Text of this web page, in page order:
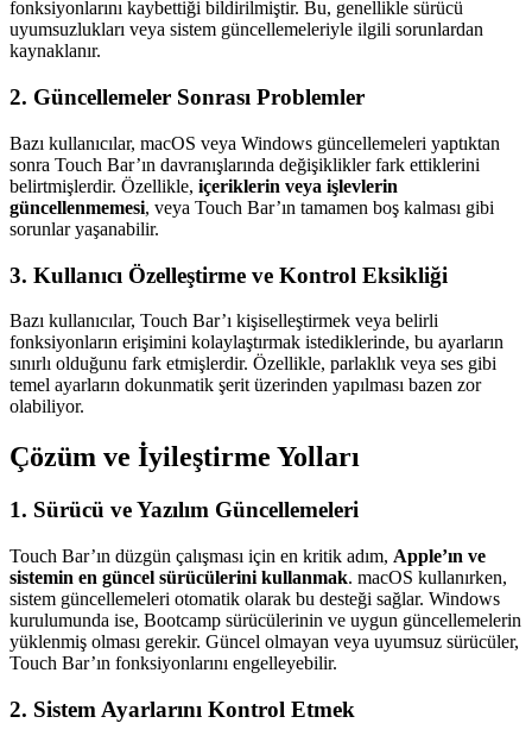
fonksiyonlarını kaybettiği bildirilmiştir. Bu, genellikle sürücü
uyumsuzlukları veya sistem güncellemeleriyle ilgili sorunlardan
kaynaklanır.
2. Güncellemeler Sonrası Problemler
Bazı kullanıcılar, macOS veya Windows güncellemeleri yaptıktan
sonra Touch Bar’ın davranışlarında değişiklikler fark ettiklerini
belirtmişlerdir. Özellikle, içeriklerin veya işlevlerin
güncellenmemesi, veya Touch Bar’ın tamamen boş kalması gibi
sorunlar yaşanabilir.
3. Kullanıcı Özelleştirme ve Kontrol Eksikliği
Bazı kullanıcılar, Touch Bar’ı kişiselleştirmek veya belirli
fonksiyonların erişimini kolaylaştırmak istediklerinde, bu ayarların
sınırlı olduğunu fark etmişlerdir. Özellikle, parlaklık veya ses gibi
temel ayarların dokunmatik şerit üzerinden yapılması bazen zor
olabiliyor.
Çözüm ve İyileştirme Yolları
1. Sürücü ve Yazılım Güncellemeleri
Touch Bar’ın düzgün çalışması için en kritik adım, Apple’ın ve
sistemin en güncel sürücülerini kullanmak. macOS kullanırken,
sistem güncellemeleri otomatik olarak bu desteği sağlar. Windows
kurulumunda ise, Bootcamp sürücülerinin ve uygun güncellemelerin
yüklenmiş olması gerekir. Güncel olmayan veya uyumsuz sürücüler,
Touch Bar’ın fonksiyonlarını engelleyebilir.
2. Sistem Ayarlarını Kontrol Etmek